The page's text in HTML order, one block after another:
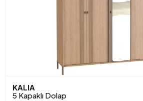
KALIA
5 Kapaklı Dolap